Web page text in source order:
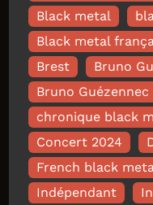
Black metal
Black metal
Brest
Bruno
Bruno Guézennec
chronique black
Concert 2024
French black
Indépendant